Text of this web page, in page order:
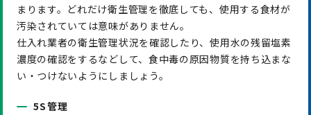
まります。どれだけ衛生管理を徹底しても、使用する食材が
汚染されていては意味がありません。
仕入れ業者の衛生管理状況を確認したり、使用水の残留塩素
濃度の確認をするなどして、食中毒の原因物質を持ち込まな
い・つけないようにしましょう。
5S管理